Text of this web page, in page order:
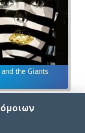
the Giants